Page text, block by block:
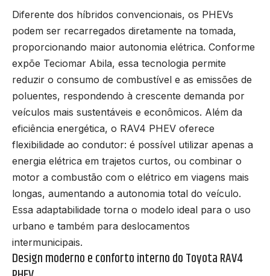
Diferente dos híbridos convencionais, os PHEVs
podem ser recarregados diretamente na tomada,
proporcionando maior autonomia elétrica. Conforme
expõe Teciomar Abila, essa tecnologia permite
reduzir o consumo de combustível e as emissões de
poluentes, respondendo à crescente demanda por
veículos mais sustentáveis e econômicos. Além da
eficiência energética, o RAV4 PHEV oferece
flexibilidade ao condutor: é possível utilizar apenas a
energia elétrica em trajetos curtos, ou combinar o
motor a combustão com o elétrico em viagens mais
longas, aumentando a autonomia total do veículo.
Essa adaptabilidade torna o modelo ideal para o uso
urbano e também para deslocamentos
intermunicipais.
Design moderno e conforto interno do Toyota RAV4